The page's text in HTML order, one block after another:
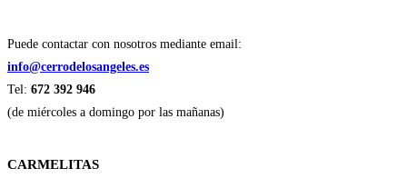
Puede contactar con nosotros mediante email:
info@cerrodelosangeles.es
Tel: 672 392 946
(de miércoles a domingo por las mañanas)
CARMELITAS